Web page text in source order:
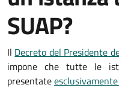
SUAP?
Il Decreto del Presidente
impone che tutte le
presentate